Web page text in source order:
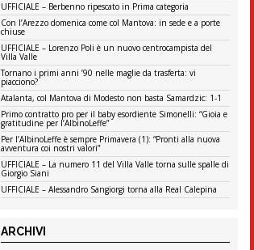
UFFICIALE – Berbenno ripescato in Prima categoria
Con l’Arezzo domenica come col Mantova: in sede e a porte
chiuse
UFFICIALE – Lorenzo Poli è un nuovo centrocampista del
Villa Valle
Tornano i primi anni ’90 nelle maglie da trasferta: vi
piacciono?
Atalanta, col Mantova di Modesto non basta Samardzic: 1-1
Primo contratto pro per il baby esordiente Simonelli: “Gioia e
gratitudine per l’AlbinoLeffe”
Per l’AlbinoLeffe è sempre Primavera (1): “Pronti alla nuova
avventura coi nostri valori”
UFFICIALE – La numero 11 del Villa Valle torna sulle spalle di
Giorgio Siani
UFFICIALE – Alessandro Sangiorgi torna alla Real Calepina
ARCHIVI